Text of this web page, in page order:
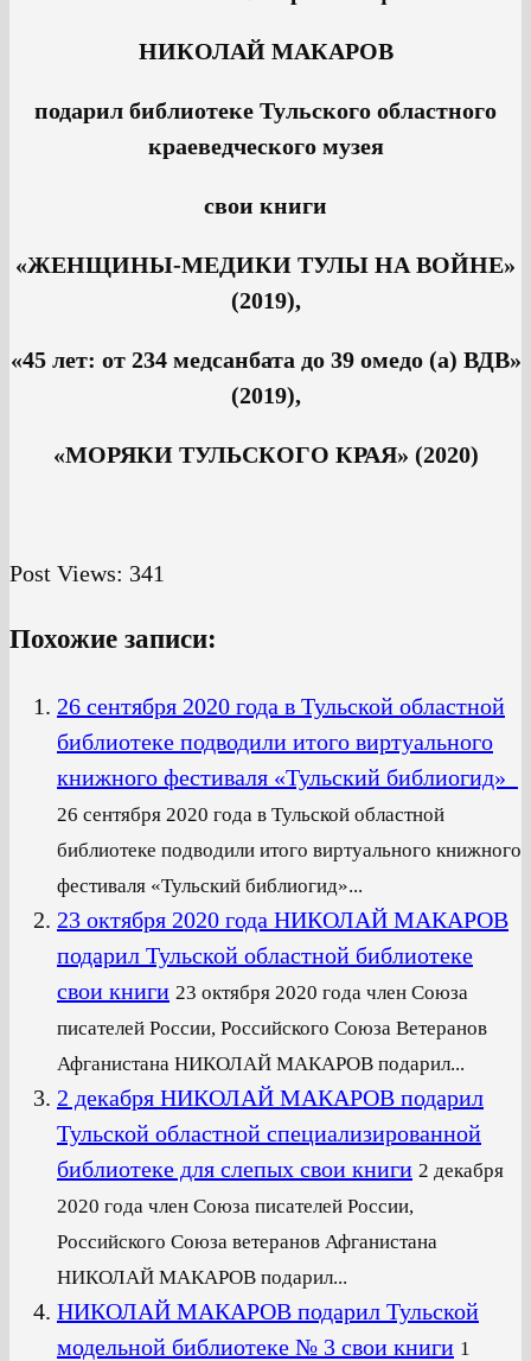
НИКОЛАЙ МАКАРОВ
подарил библиотеке Тульского областного
краеведческого музея
свои книги
«ЖЕНЩИНЫ-МЕДИКИ ТУЛЫ НА ВОЙНЕ»
(2019),
«45 лет: от 234 медсанбата до 39 омедо (а) ВДВ»
(2019),
«МОРЯКИ ТУЛЬСКОГО КРАЯ» (2020)
Post Views: 341
Похожие записи:
26 сентября 2020 года в Тульской областной
библиотеке подводили итого виртуального
книжного фестиваля «Тульский библиогид»
26 сентября 2020 года в Тульской областной
библиотеке подводили итого виртуального книжного
фестиваля «Тульский библиогид»...
23 октября 2020 года НИКОЛАЙ МАКАРОВ
подарил Тульской областной библиотеке
свои книги 23 октября 2020 года член Союза
писателей России, Российского Союза Ветеранов
Афганистана НИКОЛАЙ МАКАРОВ подарил...
2 декабря НИКОЛАЙ МАКАРОВ подарил
Тульской областной специализированной
библиотеке для слепых свои книги 2 декабря
2020 года член Союза писателей России,
Российского Союза ветеранов Афганистана
НИКОЛАЙ МАКАРОВ подарил...
НИКОЛАЙ МАКАРОВ подарил Тульской
модельной библиотеке № 3 свои книги 1